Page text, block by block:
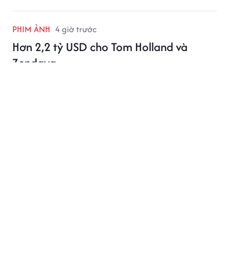
PHIM ẢNH 4 giờ trước
Hơn 2,2 tỷ USD cho Tom Holland và
Zendaya